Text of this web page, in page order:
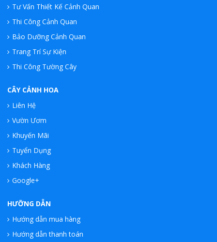
Tư Vấn Thiết Kế Cảnh Quan
Thi Công Cảnh Quan
Bảo Dưỡng Cảnh Quan
Trang Trí Sự Kiện
Thi Công Tường Cây
CÂY CẢNH HOA
Liên Hệ
Vườn Ươm
Khuyến Mãi
Tuyển Dụng
Khách Hàng
Google+
HƯỠNG DẪN
Hướng dẫn mua hàng
Hướng dẫn thanh toán